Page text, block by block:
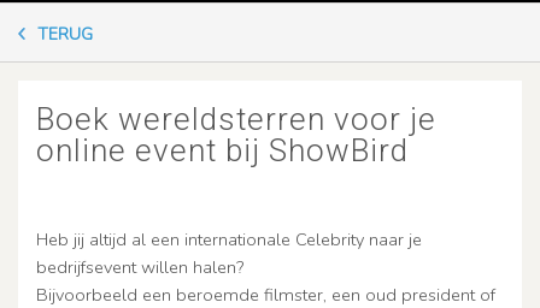
TERUG
Boek wereldsterren voor je
online event bij ShowBird
Heb jij altijd al een internationale Celebrity naar je
bedrijfsevent willen halen?
Bijvoorbeeld een beroemde filmster, een oud president of